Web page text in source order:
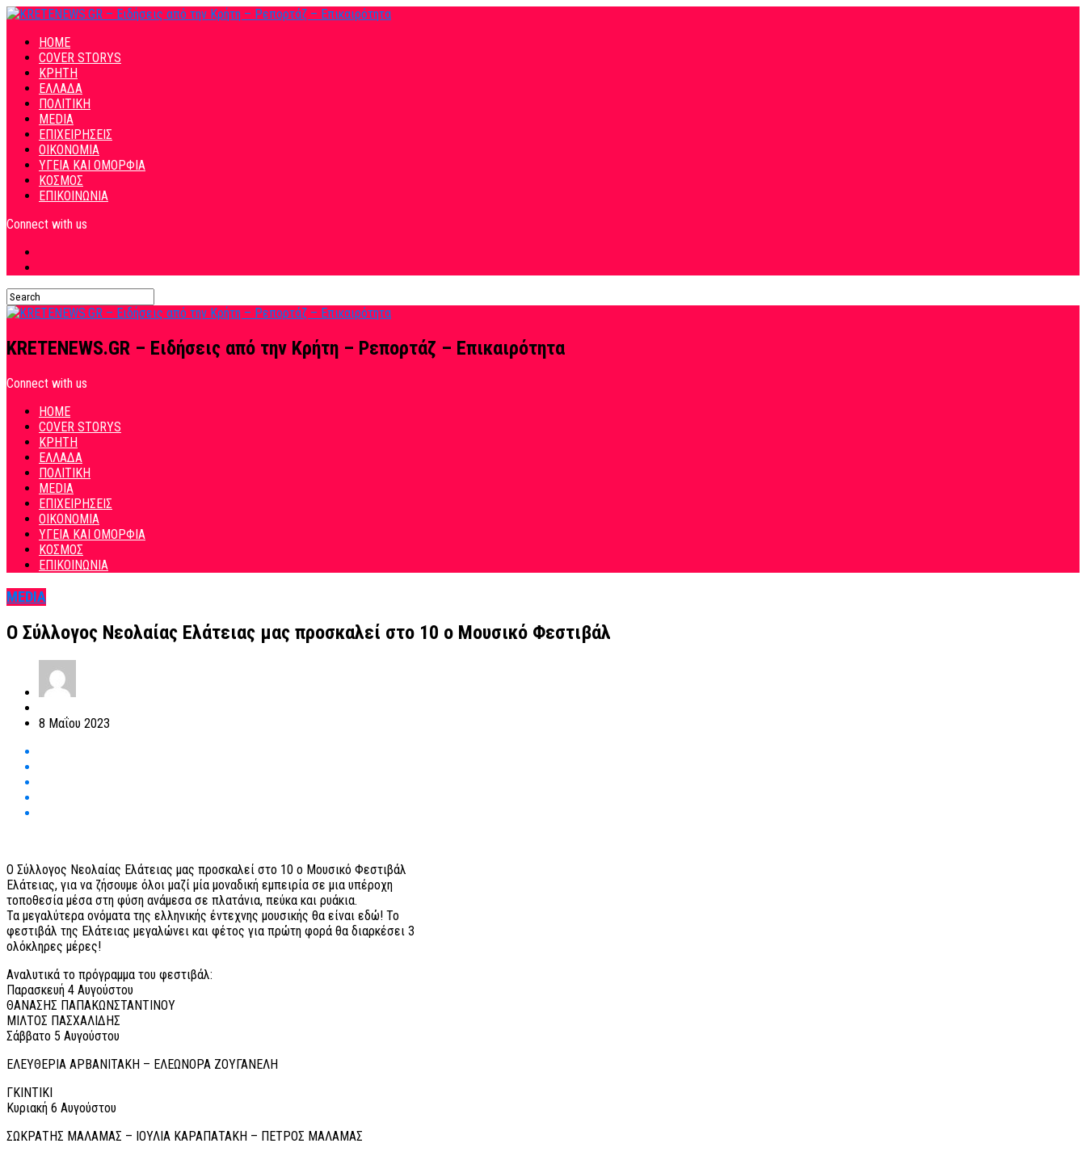
HOME
COVER STORYS
ΚΡΗΤΗ
ΕΛΛΑΔΑ
ΠΟΛΙΤΙΚΗ
MEDIA
ΕΠΙΧΕΙΡΗΣΕΙΣ
ΟΙΚΟΝΟΜΙΑ
ΥΓΕΙΑ ΚΑΙ ΟΜΟΡΦΙΑ
ΚΟΣΜΟΣ
ΕΠΙΚΟΙΝΩΝΙΑ
Connect with us
KRETENEWS.GR – Ειδήσεις από την Κρήτη – Ρεπορτάζ – Επικαιρότητα
Connect with us
HOME
COVER STORYS
ΚΡΗΤΗ
ΕΛΛΑΔΑ
ΠΟΛΙΤΙΚΗ
MEDIA
ΕΠΙΧΕΙΡΗΣΕΙΣ
ΟΙΚΟΝΟΜΙΑ
ΥΓΕΙΑ ΚΑΙ ΟΜΟΡΦΙΑ
ΚΟΣΜΟΣ
ΕΠΙΚΟΙΝΩΝΙΑ
MEDIA
Ο Σύλλογος Νεολαίας Ελάτειας μας προσκαλεί στο 10 ο Μουσικό Φεστιβάλ
8 Μαΐου 2023
Ο Σύλλογος Νεολαίας Ελάτειας μας προσκαλεί στο 10 ο Μουσικό Φεστιβάλ
Ελάτειας, για να ζήσουμε όλοι μαζί μία μοναδική εμπειρία σε μια υπέροχη
τοποθεσία μέσα στη φύση ανάμεσα σε πλατάνια, πεύκα και ρυάκια.
Τα μεγαλύτερα ονόματα της ελληνικής έντεχνης μουσικής θα είναι εδώ! Το
φεστιβάλ της Ελάτειας μεγαλώνει και φέτος για πρώτη φορά θα διαρκέσει 3
ολόκληρες μέρες!
Αναλυτικά το πρόγραμμα του φεστιβάλ:
Παρασκευή 4 Αυγούστου
ΘΑΝΑΣΗΣ ΠΑΠΑΚΩΝΣΤΑΝΤΙΝΟΥ
ΜΙΛΤΟΣ ΠΑΣΧΑΛΙΔΗΣ
Σάββατο 5 Αυγούστου
ΕΛΕΥΘΕΡΙΑ ΑΡΒΑΝΙΤΑΚΗ – ΕΛΕΩΝΟΡΑ ΖΟΥΓΑΝΕΛΗ
ΓΚΙΝΤΙΚΙ
Κυριακή 6 Αυγούστου
ΣΩΚΡΑΤΗΣ ΜΑΛΑΜΑΣ – ΙΟΥΛΙΑ ΚΑΡΑΠΑΤΑΚΗ – ΠΕΤΡΟΣ ΜΑΛΑΜΑΣ